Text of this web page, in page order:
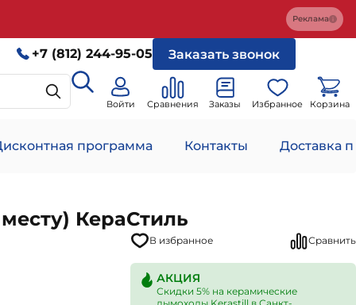
Реклама
+7 (812) 244-95-05 Заказать звонок
Войти Сравнения Заказы Избранное Корзина
программа Контакты Доставка
КераСтиль
В избранное Сравнить
АКЦИЯ
Скидки 5% на керамические